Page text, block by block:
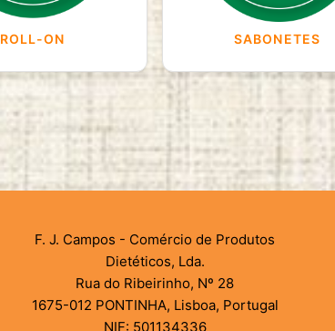
ROLL-ON SABONETES
F. J. Campos - Comércio de Produtos
Dietéticos, Lda.
Rua do Ribeirinho, Nº 28
1675-012 PONTINHA, Lisboa, Portugal
NIF: 501134336